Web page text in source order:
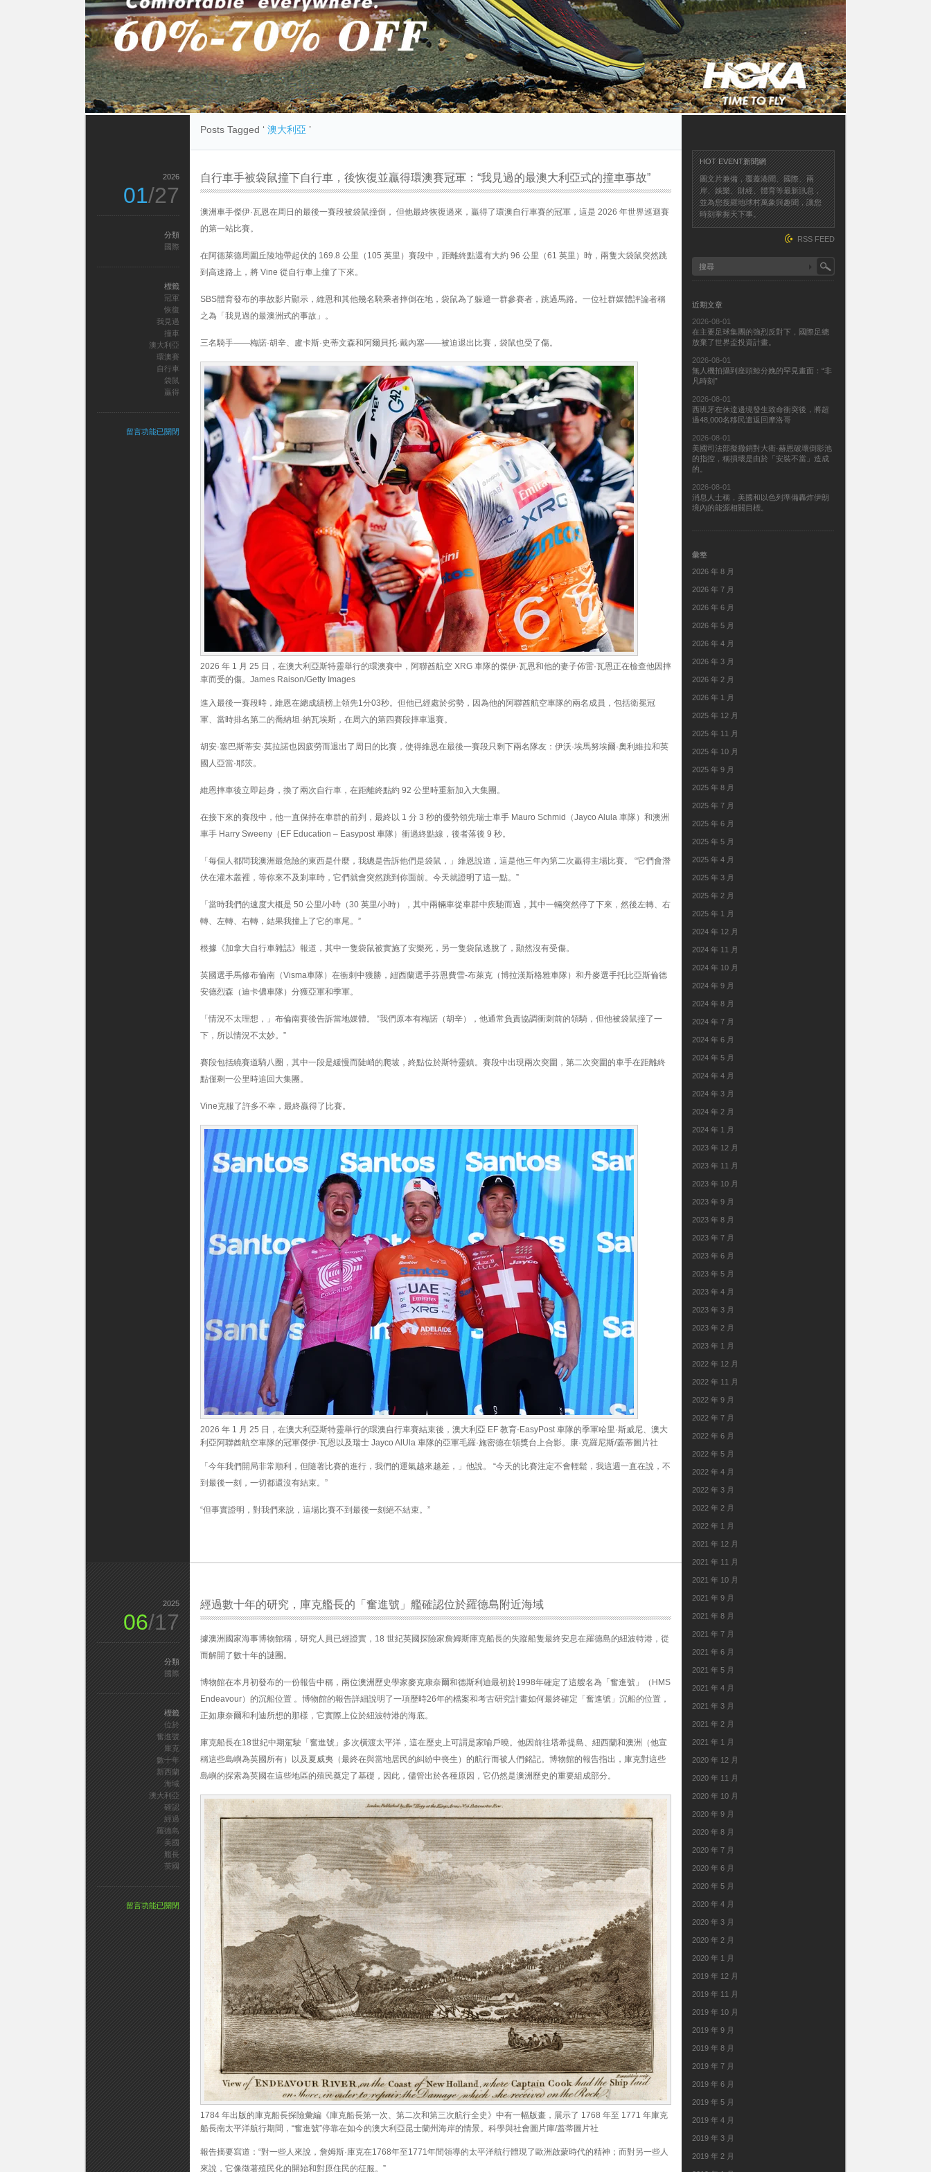
Posts Tagged ‘ 澳大利亞 ’
自行車手被袋鼠撞下自行車，後恢復並贏得環澳賽冠軍：“我見過的最澳大利亞式的撞車事故”
澳洲車手傑伊·瓦恩在周日的最後一賽段被袋鼠撞倒， 但他最終恢復過來，贏得了環澳自行車賽的冠軍，這是 2026 年世界巡迴賽
的第一站比賽。
在阿德萊德周圍丘陵地帶起伏的 169.8 公里（105 英里）賽段中，距離終點還有大約 96 公里（61 英里）時，兩隻大袋鼠突然跳
到高速路上，將 Vine 從自行車上撞了下來。
SBS體育發布的事故影片顯示，維恩和其他幾名騎乘者摔倒在地，袋鼠為了躲避一群參賽者，跳過馬路。一位社群媒體評論者稱
之為「我見過的最澳洲式的事故」。
三名騎手——梅諾·胡辛、盧卡斯·史蒂文森和阿爾貝托·戴內塞——被迫退出比賽，袋鼠也受了傷。
2026 年 1 月 25 日，在澳大利亞斯特靈舉行的環澳賽中，阿聯酋航空 XRG 車隊的傑伊·瓦恩和他的妻子佈雷·瓦恩正在檢查他因摔
車而受的傷。James Raison/Getty Images
進入最後一賽段時，維恩在總成績榜上領先1分03秒。但他已經處於劣勢，因為他的阿聯酋航空車隊的兩名成員，包括衛冕冠
軍、當時排名第二的喬納坦·納瓦埃斯，在周六的第四賽段摔車退賽。
胡安·塞巴斯蒂安·莫拉諾也因疲勞而退出了周日的比賽，使得維恩在最後一賽段只剩下兩名隊友：伊沃·埃馬努埃爾·奧利維拉和英
國人亞當·耶茨。
維恩摔車後立即起身，換了兩次自行車，在距離終點約 92 公里時重新加入大集團。
在接下來的賽段中，他一直保持在車群的前列，最終以 1 分 3 秒的優勢領先瑞士車手 Mauro Schmid（Jayco Alula 車隊）和澳洲
車手 Harry Sweeny（EF Education – Easypost 車隊）衝過終點線，後者落後 9 秒。
「每個人都問我澳洲最危險的東西是什麼，我總是告訴他們是袋鼠，」維恩說道，這是他三年內第二次贏得主場比賽。 “它們會潛
伏在灌木叢裡，等你來不及剎車時，它們就會突然跳到你面前。今天就證明了這一點。”
「當時我們的速度大概是 50 公里/小時（30 英里/小時），其中兩輛車從車群中疾馳而過，其中一輛突然停了下來，然後左轉、右
轉、左轉、右轉，結果我撞上了它的車尾。”
根據《加拿大自行車雜誌》報道，其中一隻袋鼠被實施了安樂死，另一隻袋鼠逃脫了，顯然沒有受傷。
英國選手馬修布倫南（Visma車隊）在衝刺中獲勝，紐西蘭選手芬恩費雪-布萊克（博拉漢斯格雅車隊）和丹麥選手托比亞斯倫德
安德烈森（迪卡儂車隊）分獲亞軍和季軍。
「情況不太理想，」布倫南賽後告訴當地媒體。 “我們原本有梅諾（胡辛），他通常負責協調衝刺前的領騎，但他被袋鼠撞了一
下，所以情況不太妙。”
賽段包括繞賽道騎八圈，其中一段是緩慢而陡峭的爬坡，終點位於斯特靈鎮。賽段中出現兩次突圍，第二次突圍的車手在距離終
點僅剩一公里時追回大集團。
Vine克服了許多不幸，最終贏得了比賽。
2026 年 1 月 25 日，在澳大利亞斯特靈舉行的環澳自行車賽結束後，澳大利亞 EF 教育-EasyPost 車隊的季軍哈里·斯威尼、澳大
利亞阿聯酋航空車隊的冠軍傑伊·瓦恩以及瑞士 Jayco AlUla 車隊的亞軍毛羅·施密德在領獎台上合影。康·克羅尼斯/蓋蒂圖片社
「今年我們開局非常順利，但隨著比賽的進行，我們的運氣越來越差，」他說。 “今天的比賽注定不會輕鬆，我這週一直在說，不
到最後一刻，一切都還沒有結束。”
“但事實證明，對我們來說，這場比賽不到最後一刻絕不結束。”
2026
01/27
分類
國際
標籤
冠軍
恢復
我見過
撞車
澳大利亞
環澳賽
自行車
袋鼠
贏得
在
留言功能已關閉
經過數十年的研究，庫克艦長的「奮進號」艦確認位於羅德島附近海域
據澳洲國家海事博物館稱，研究人員已經證實，18 世紀英國探險家詹姆斯庫克船長的失蹤船隻最終安息在羅德島的紐波特港，從
而解開了數十年的謎團。
博物館在本月初發布的一份報告中稱，兩位澳洲歷史學家麥克康奈爾和德斯利迪最初於1998年確定了這艘名為「奮進號」（HMS
Endeavour）的沉船位置 。博物館的報告詳細說明了一項歷時26年的檔案和考古研究計畫如何最終確定「奮進號」沉船的位置，
正如康奈爾和利迪所想的那樣，它實際上位於紐波特港的海底。
庫克船長在18世紀中期駕駛「奮進號」多次橫渡太平洋，這在歷史上可謂是家喻戶曉。他因前往塔希提島、紐西蘭和澳洲（他宣
稱這些島嶼為英國所有）以及夏威夷（最終在與當地居民的糾紛中喪生）的航行而被人們銘記。博物館的報告指出，庫克對這些
島嶼的探索為英國在這些地區的殖民奠定了基礎，因此，儘管出於各種原因，它仍然是澳洲歷史的重要組成部分。
1784 年出版的庫克船長探險彙編《庫克船長第一次、第二次和第三次航行全史》中有一幅版畫，展示了 1768 年至 1771 年庫克
船長南太平洋航行期間，“奮進號”停靠在如今的澳大利亞昆士蘭州海岸的情景。科學與社會圖片庫/蓋蒂圖片社
報告摘要寫道：“對一些人來說，詹姆斯·庫克在1768年至1771年間領導的太平洋航行體現了歐洲啟蒙時代的精神；而對另一些人
來說，它像徵著殖民化的開始和對原住民的征服。”
2025
06/17
分類
國際
標籤
位於
奮進號
庫克
數十年
新西蘭
海域
澳大利亞
確認
經過
羅德島
美國
艦長
英國
在
留言功能已關閉
HOT EVENT新聞網
圖文片兼備，覆蓋港聞、國際、兩
岸、娛樂、財經、體育等最新訊息，
並為您搜羅地球村萬象與趣聞，讓您
時刻掌握天下事。
RSS FEED
近期文章
2026-08-01
在主要足球集團的強烈反對下，國際足總
放棄了世界盃投資計畫。
2026-08-01
無人機拍攝到座頭鯨分娩的罕見畫面：“非
凡時刻”
2026-08-01
西班牙在休達邊境發生致命衝突後，將超
過48,000名移民遣返回摩洛哥
2026-08-01
美國司法部擬撤銷對大衛·赫恩破壞倒影池
的指控，稱損壞是由於「安裝不當」造成
的。
2026-08-01
消息人士稱，美國和以色列準備轟炸伊朗
境內的能源相關目標。
彙整
2026 年 8 月
2026 年 7 月
2026 年 6 月
2026 年 5 月
2026 年 4 月
2026 年 3 月
2026 年 2 月
2026 年 1 月
2025 年 12 月
2025 年 11 月
2025 年 10 月
2025 年 9 月
2025 年 8 月
2025 年 7 月
2025 年 6 月
2025 年 5 月
2025 年 4 月
2025 年 3 月
2025 年 2 月
2025 年 1 月
2024 年 12 月
2024 年 11 月
2024 年 10 月
2024 年 9 月
2024 年 8 月
2024 年 7 月
2024 年 6 月
2024 年 5 月
2024 年 4 月
2024 年 3 月
2024 年 2 月
2024 年 1 月
2023 年 12 月
2023 年 11 月
2023 年 10 月
2023 年 9 月
2023 年 8 月
2023 年 7 月
2023 年 6 月
2023 年 5 月
2023 年 4 月
2023 年 3 月
2023 年 2 月
2023 年 1 月
2022 年 12 月
2022 年 11 月
2022 年 9 月
2022 年 7 月
2022 年 6 月
2022 年 5 月
2022 年 4 月
2022 年 3 月
2022 年 2 月
2022 年 1 月
2021 年 12 月
2021 年 11 月
2021 年 10 月
2021 年 9 月
2021 年 8 月
2021 年 7 月
2021 年 6 月
2021 年 5 月
2021 年 4 月
2021 年 3 月
2021 年 2 月
2021 年 1 月
2020 年 12 月
2020 年 11 月
2020 年 10 月
2020 年 9 月
2020 年 8 月
2020 年 7 月
2020 年 6 月
2020 年 5 月
2020 年 4 月
2020 年 3 月
2020 年 2 月
2020 年 1 月
2019 年 12 月
2019 年 11 月
2019 年 10 月
2019 年 9 月
2019 年 8 月
2019 年 7 月
2019 年 6 月
2019 年 5 月
2019 年 4 月
2019 年 3 月
2019 年 2 月